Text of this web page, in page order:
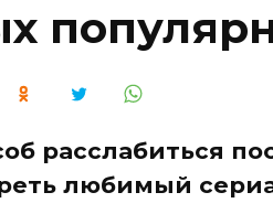
расслабиться
любимый